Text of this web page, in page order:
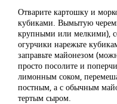
Отварите картошку и
кубиками. Вымытую
крупными или мелкими),
огурчики нарежьте
заправьте майонезом
просто посолите и
лимонным соком,
постным, а с обычным
тертым сыром.